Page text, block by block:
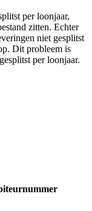
per loonjaar,
zitten. Echter
niet gesplitst
Dit probleem is
per loonjaar.